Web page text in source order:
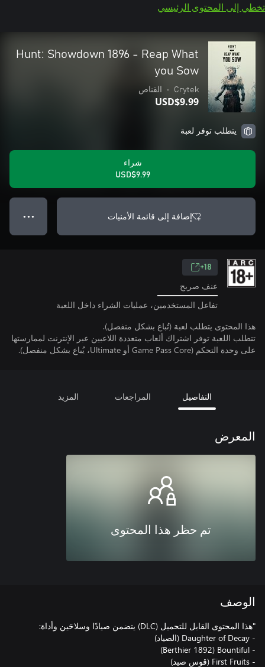
تخطي إلى المحتوى الرئيسي
Hunt: Showdown 1896 - Reap What
you Sow
Crytek
• القناص
USD$9.99
يتطلب توفر لعبة
شراء
USD$9.99
إضافة إلى قائمة الأمنيات ● ● ●
18+
عنف صريح
تفاعل المستخدمين، عمليات الشراء داخل اللعبة
هذا المحتوى يتطلب لعبة (تُباع بشكل منفصل).
تتطلب اللعبة توفر اشتراك ألعاب متعددة اللاعبين عبر الإنترنت لممارستها
على وحدة التحكم (Game Pass Core أو Ultimate، يُباع بشكل منفصل).
التفاصيل المراجعات المزيد
المعرض
تم حظر هذا المحتوى
الوصف